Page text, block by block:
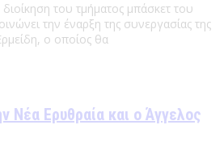
του τμήματος μπάσκετ του
την έναρξη της συνεργασίας της
ο οποίος θα
Νέα Ερυθραία και ο Άγγελος